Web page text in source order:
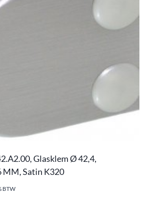
Glasklem Ø 42,4,
MM, Satin K320
BTW